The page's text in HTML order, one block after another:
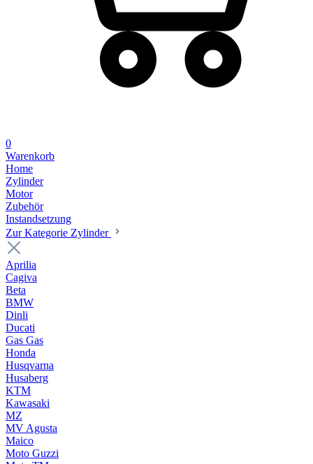
0
Warenkorb
Home
Zylinder
Motor
Zubehör
Instandsetzung
Zur Kategorie Zylinder
Aprilia
Cagiva
Beta
BMW
Dinli
Ducati
Gas Gas
Honda
Husqvarna
Husaberg
KTM
Kawasaki
MZ
MV Agusta
Maico
Moto Guzzi